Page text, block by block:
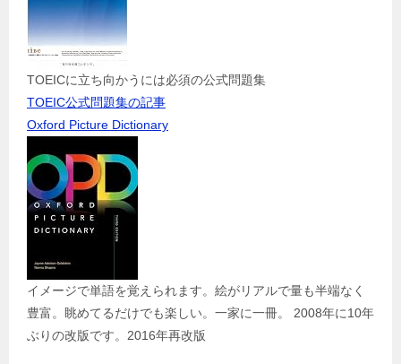
TOEICに立ち向かうには必須の公式問題集
TOEIC公式問題集の記事
Oxford Picture Dictionary
イメージで単語を覚えられます。絵がリアルで量も半端なく
豊富。眺めてるだけでも楽しい。一家に一冊。 2008年に10年
ぶりの改版です。2016年再改版